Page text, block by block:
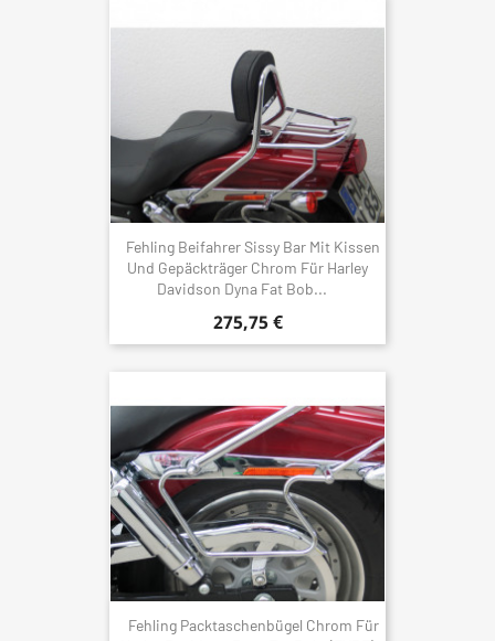
Fehling Beifahrer Sissy Bar Mit Kissen
Und Gepäckträger Chrom Für Harley
Davidson Dyna Fat Bob...
275,75 €
Fehling Packtaschenbügel Chrom Für